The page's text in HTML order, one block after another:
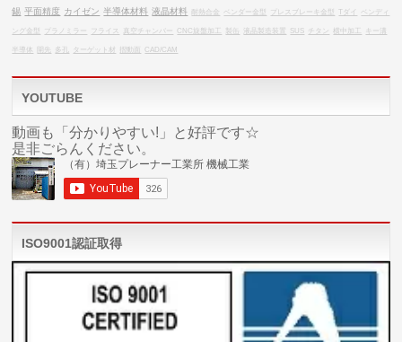
錫 平面精度 カイゼン 半導体材料 液晶材料 耐熱合金 ベンダー金型 プレスブレーキ金型 Tダイ ベンディ
ング金型 プラノミラー フライス 真空チャンバー CNC旋盤加工 製缶 液晶製造装置 SUS チタン 横中加工 キー溝
半導体 開先 多孔 ターゲット材 摺動面 CAD/CAM
YOUTUBE
動画も「分かりやすい!」と好評です☆
是非ごらんください。
ISO9001認証取得